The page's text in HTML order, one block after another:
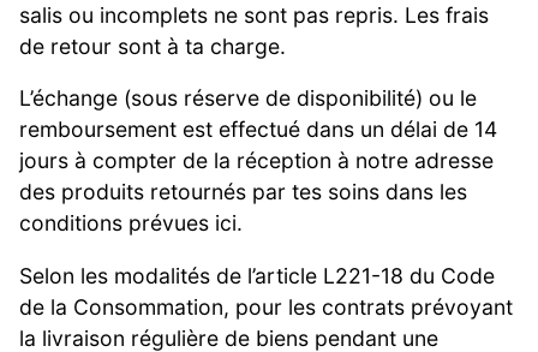
salis ou incomplets ne sont pas repris. Les frais
de retour sont à ta charge.
L’échange (sous réserve de disponibilité) ou le
remboursement est effectué dans un délai de 14
jours à compter de la réception à notre adresse
des produits retournés par tes soins dans les
conditions prévues ici.
Selon les modalités de l’article L221-18 du Code
de la Consommation, pour les contrats prévoyant
la livraison régulière de biens pendant une